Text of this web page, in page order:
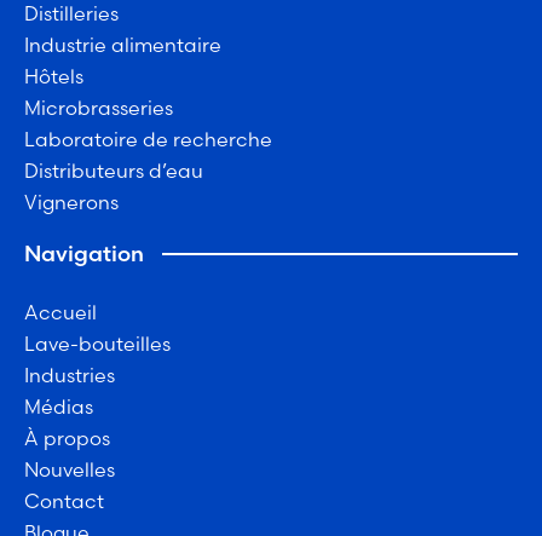
Distilleries
Industrie alimentaire
Hôtels
Microbrasseries
Laboratoire de recherche
Distributeurs d’eau
Vignerons
Navigation
Accueil
Lave-bouteilles
Industries
Médias
À propos
Nouvelles
Contact